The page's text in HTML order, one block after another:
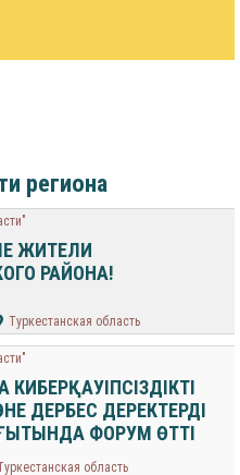
региона
ЖИТЕЛИ
РАЙОНА!
Туркестанская область
КИБЕРҚАУІПСІЗДІКТІ
ДЕРБЕС ДЕРЕКТЕРДІ
ФОРУМ ӨТТІ
область